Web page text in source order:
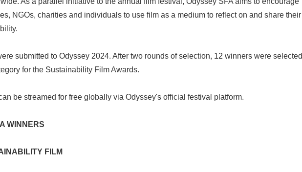
NGOs, charities and individuals to use film as a medium to reflect on and share their
submitted to Odyssey 2024. After two rounds of selection, 12 winners were selected
for the Sustainability Film Awards.
be streamed for free globally via Odyssey's official festival platform.
WINNERS
FILM